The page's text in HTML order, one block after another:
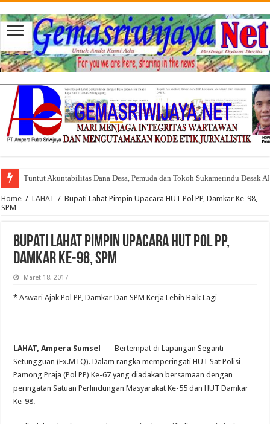
Tuntut Akuntabilitas Dana Desa, Pemuda dan Tokoh Sukamerindu Desak
Home / LAHAT / Bupati Lahat Pimpin Upacara HUT Pol PP, Damkar Ke-98,
SPM
Bupati Lahat Pimpin Upacara HUT Pol PP,
Damkar Ke-98, SPM
Maret 18, 2017
* Aswari Ajak Pol PP, Damkar Dan SPM Kerja Lebih Baik Lagi
LAHAT, Ampera Sumsel
— Bertempat di Lapangan Seganti
Setungguan (Ex.MTQ). Dalam rangka memperingati HUT Sat Polisi
Pamong Praja (Pol PP) Ke-67 yang diadakan bersamaan dengan
peringatan Satuan Perlindungan Masyarakat Ke-55 dan HUT Damkar
Ke-98.